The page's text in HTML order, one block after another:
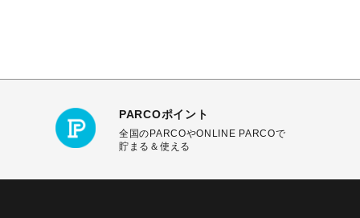
PARCOポイント
全国のPARCOやONLINE PARCOで
貯まる＆使える